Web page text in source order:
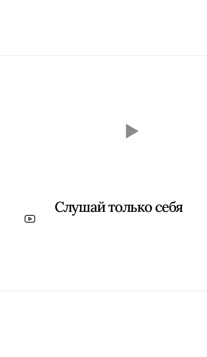
Слушай только себя